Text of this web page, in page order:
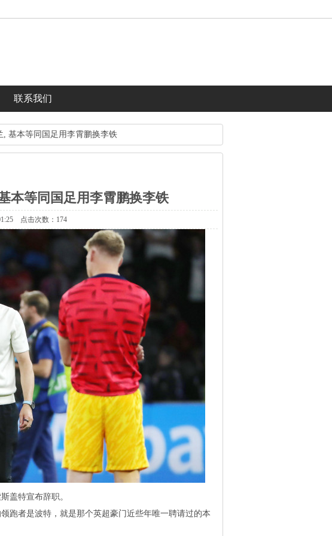
联系我们
基本等同国足用李霄鹏换李铁
本等同国足用李霄鹏换李铁
点击次数：174
盖特宣布辞职。
跑者是波特，就是那个英超豪门近些年唯一聘请过的本